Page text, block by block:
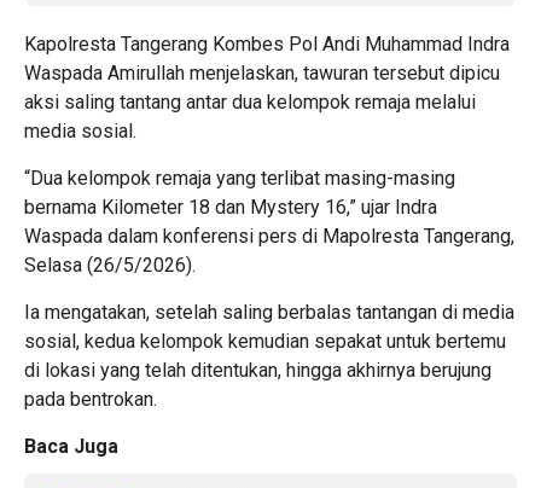
Kapolresta Tangerang Kombes Pol Andi Muhammad Indra
Waspada Amirullah menjelaskan, tawuran tersebut dipicu
aksi saling tantang antar dua kelompok remaja melalui
media sosial.
“Dua kelompok remaja yang terlibat masing-masing
bernama Kilometer 18 dan Mystery 16,” ujar Indra
Waspada dalam konferensi pers di Mapolresta Tangerang,
Selasa (26/5/2026).
Ia mengatakan, setelah saling berbalas tantangan di media
sosial, kedua kelompok kemudian sepakat untuk bertemu
di lokasi yang telah ditentukan, hingga akhirnya berujung
pada bentrokan.
Baca Juga